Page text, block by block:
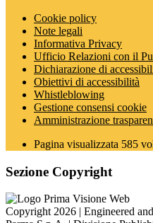
Cookie policy
Note legali
Informativa Privacy
Ufficio Relazioni con il
Dichiarazione di
Obiettivi di accessibilità
Whistleblowing
Gestione consensi cookie
Amministrazione
Pagina visualizzata 585
Sezione Copyright
Copyright 2026 | Engineered